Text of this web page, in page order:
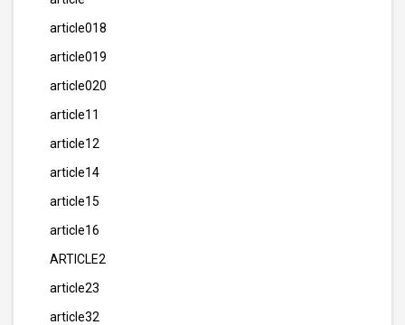
article018
article019
article020
article11
article12
article14
article15
article16
ARTICLE2
article23
article32